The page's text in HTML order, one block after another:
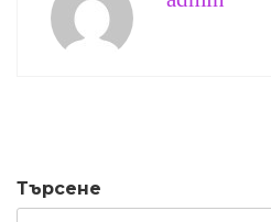
Търсене